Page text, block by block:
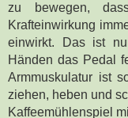
zu bewegen,
Krafteinwirkung
einwirkt. Das ist
Händen das Pedal
Armmuskulatur ist
ziehen, heben und
Kaffeemühlenspiel